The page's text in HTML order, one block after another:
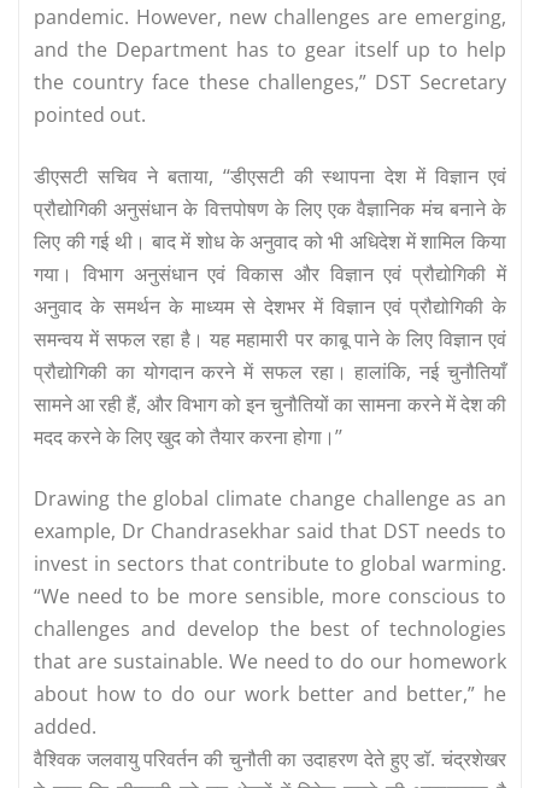
pandemic. However, new challenges are emerging,
and the Department has to gear itself up to help
the country face these challenges,” DST Secretary
pointed out.
डीएसटी सचिव ने बताया, ‘‘डीएसटी की स्थापना देश में विज्ञान एवं
प्रौद्योगिकी अनुसंधान के वित्तपोषण के लिए एक वैज्ञानिक मंच बनाने के
लिए की गई थी। बाद में शोध के अनुवाद को भी अधिदेश में शामिल किया
गया। विभाग अनुसंधान एवं विकास और विज्ञान एवं प्रौद्योगिकी में
अनुवाद के समर्थन के माध्यम से देशभर में विज्ञान एवं प्रौद्योगिकी के
समन्वय में सफल रहा है। यह महामारी पर काबू पाने के लिए विज्ञान एवं
प्रौद्योगिकी का योगदान करने में सफल रहा। हालांकि, नई चुनौतियाँ
सामने आ रही हैं, और विभाग को इन चुनौतियों का सामना करने में देश की
मदद करने के लिए खुद को तैयार करना होगा।’’
Drawing the global climate change challenge as an
example, Dr Chandrasekhar said that DST needs to
invest in sectors that contribute to global warming.
“We need to be more sensible, more conscious to
challenges and develop the best of technologies
that are sustainable. We need to do our homework
about how to do our work better and better,” he
added.
वैश्विक जलवायु परिवर्तन की चुनौती का उदाहरण देते हुए डॉ. चंद्रशेखर